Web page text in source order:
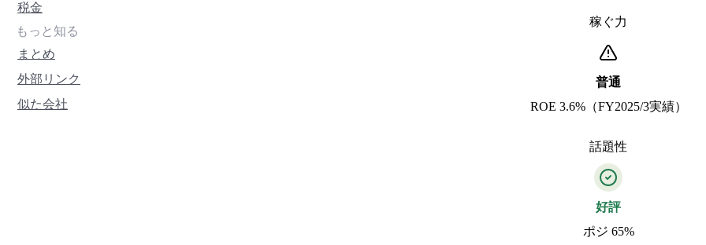
税金
もっと知る
まとめ
外部リンク
似た会社
稼ぐ力
普通
ROE 3.6%（FY2025/3実績）
話題性
好評
ポジ 65%